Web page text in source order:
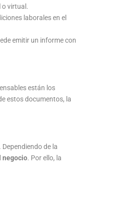
o virtual.
laborales en el
emitir un informe con
están los
estos documentos, la
de la
negocio. Por ello, la